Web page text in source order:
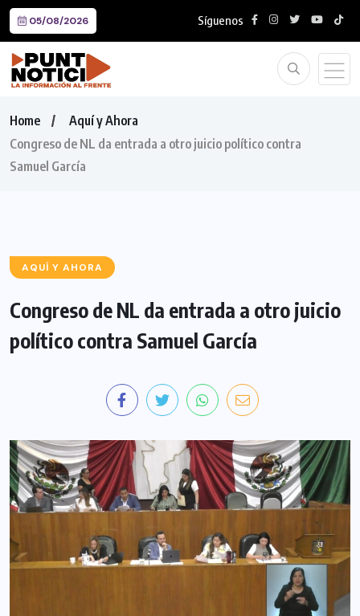
05/08/2026 Síguenos
Home
Aquí y Ahora
Congreso de NL da entrada a otro juicio político contra
Samuel García
AQUÍ Y AHORA
Congreso de NL da entrada a otro juicio
político contra Samuel García